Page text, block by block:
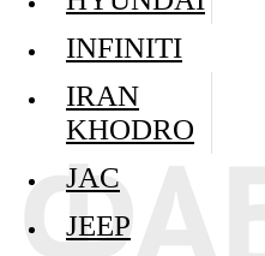
INFINITI
IRAN
KHODRO
JAC
JEEP